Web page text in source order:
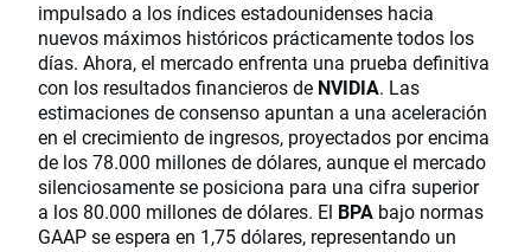
impulsado a los índices estadounidenses hacia
nuevos máximos históricos prácticamente todos los
días. Ahora, el mercado enfrenta una prueba definitiva
con los resultados financieros de NVIDIA. Las
estimaciones de consenso apuntan a una aceleración
en el crecimiento de ingresos, proyectados por encima
de los 78.000 millones de dólares, aunque el mercado
silenciosamente se posiciona para una cifra superior
a los 80.000 millones de dólares. El BPA bajo normas
GAAP se espera en 1,75 dólares, representando un